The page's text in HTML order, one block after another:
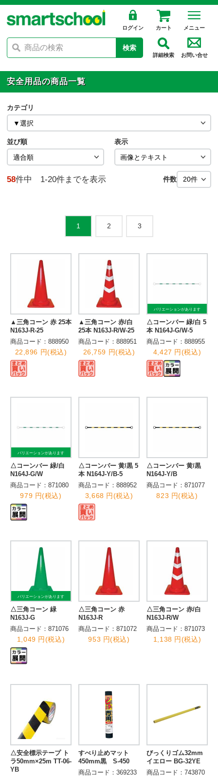
ログイン カート メニュー
検索
詳細検索 お問い合せ
安全用品の商品一覧
カテゴリ
並び順 表示
58件中 1-20件までを表示 件数
1 2 3
▲三角コーン 赤 25本
N163J-R-25
商品コード：888950
22,896 円(税込)
▲三角コーン 赤/白
25本 N163J-R/W-25
商品コード：888951
26,759 円(税込)
バリエーションがあります
△コーンバー 緑/白 5
本 N164J-G/W-5
商品コード：888955
4,427 円(税込)
バリエーションがあります
△コーンバー 緑/白
N164J-G/W
商品コード：871080
979 円(税込)
△コーンバー 黄/黒 5
本 N164J-Y/B-5
商品コード：888952
3,668 円(税込)
△コーンバー 黄/黒
N164J-Y/B
商品コード：871077
823 円(税込)
バリエーションがあります
△三角コーン 緑
N163J-G
商品コード：871076
1,049 円(税込)
△三角コーン 赤
N163J-R
商品コード：871072
953 円(税込)
△三角コーン 赤/白
N163J-R/W
商品コード：871073
1,138 円(税込)
△安全標示テープ ト
ラ50mm×25m TT-06-
YB
すべり止めマット
450mm黒 S-450
商品コード：369233
びっくりゴム32mm
イエロー BG-32YE
商品コード：743870